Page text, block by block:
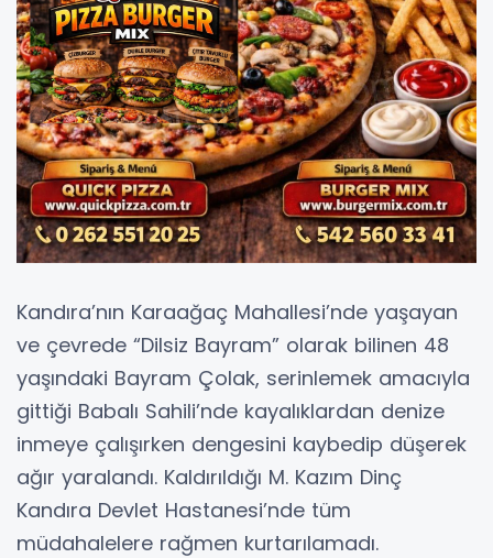
Kandıra’nın Karaağaç Mahallesi’nde yaşayan
ve çevrede “Dilsiz Bayram” olarak bilinen 48
yaşındaki Bayram Çolak, serinlemek amacıyla
gittiği Babalı Sahili’nde kayalıklardan denize
inmeye çalışırken dengesini kaybedip düşerek
ağır yaralandı. Kaldırıldığı M. Kazım Dinç
Kandıra Devlet Hastanesi’nde tüm
müdahalelere rağmen kurtarılamadı.